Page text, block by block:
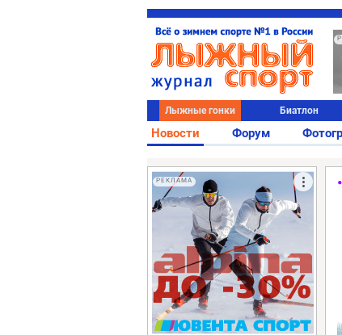
Лыжные гонки Биатлон
Новости Форум
РЕКЛАМА